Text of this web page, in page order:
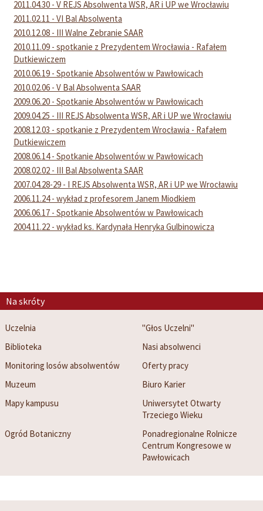
2011.04.30 - V REJS Absolwenta WSR, AR i UP we Wrocławiu
2011.02.11 - VI Bal Absolwenta
2010.12.08 - III Walne Zebranie SAAR
2010.11.09 - spotkanie z Prezydentem Wrocławia - Rafałem
Dutkiewiczem
2010.06.19 - Spotkanie Absolwentów w Pawłowicach
2010.02.06 - V Bal Absolwenta SAAR
2009.06.20 - Spotkanie Absolwentów w Pawłowicach
2009.04.25 - III REJS Absolwenta WSR, AR i UP we Wrocławiu
2008.12.03 - spotkanie z Prezydentem Wrocławia - Rafałem
Dutkiewiczem
2008.06.14 - Spotkanie Absolwentów w Pawłowicach
2008.02.02 - III Bal Absolwenta SAAR
2007.04.28-29 - I REJS Absolwenta WSR, AR i UP we Wrocławiu
2006.11.24 - wykład z profesorem Janem Miodkiem
2006.06.17 - Spotkanie Absolwentów w Pawłowicach
2004.11.22 - wykład ks. Kardynała Henryka Gulbinowicza
Na skróty
Uczelnia
"Głos Uczelni"
Biblioteka
Nasi absolwenci
Monitoring losów absolwentów
Oferty pracy
Muzeum
Biuro Karier
Mapy kampusu
Uniwersytet Otwarty
Trzeciego Wieku
Ogród Botaniczny
Ponadregionalne Rolnicze
Centrum Kongresowe w
Pawłowicach